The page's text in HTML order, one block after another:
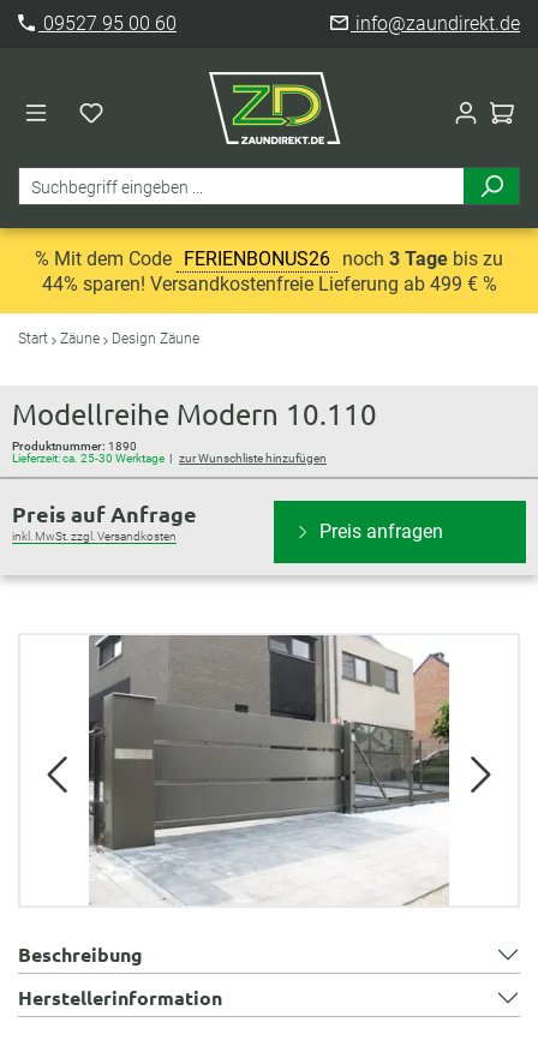
09527 95 00 60 info@zaundirekt.de
% Mit dem Code FERIENBONUS26 noch 3 Tage bis zu
44% sparen! Versandkostenfreie Lieferung ab 499 € %
Start Zäune Design Zäune
Modellreihe Modern 10.110
Produktnummer: 1890
Lieferzeit: ca. 25-30 Werktage
zur Wunschliste hinzufügen
Preis auf Anfrage
inkl. MwSt. zzgl. Versandkosten Preis anfragen
Bildergalerie überspringen
Beschreibung
Herstellerinformation